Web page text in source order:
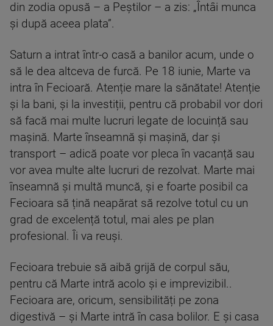
din zodia opusă – a Peștilor – a zis: „Întâi munca
și după aceea plata”.
Saturn a intrat într-o casă a banilor acum, unde o
să le dea altceva de furcă. Pe 18 iunie, Marte va
intra în Fecioară. Atenție mare la sănătate! Atenție
și la bani, și la investiții, pentru că probabil vor dori
să facă mai multe lucruri legate de locuință sau
mașină. Marte înseamnă și mașină, dar și
transport – adică poate vor pleca în vacanță sau
vor avea multe alte lucruri de rezolvat. Marte mai
înseamnă și multă muncă, și e foarte posibil ca
Fecioara să țină neapărat să rezolve totul cu un
grad de excelență totul, mai ales pe plan
profesional. Îi va reuși.
Fecioara trebuie să aibă grijă de corpul său,
pentru că Marte intră acolo și e imprevizibil..
Fecioara are, oricum, sensibilități pe zona
digestivă – și Marte intră în casa bolilor. E și casa